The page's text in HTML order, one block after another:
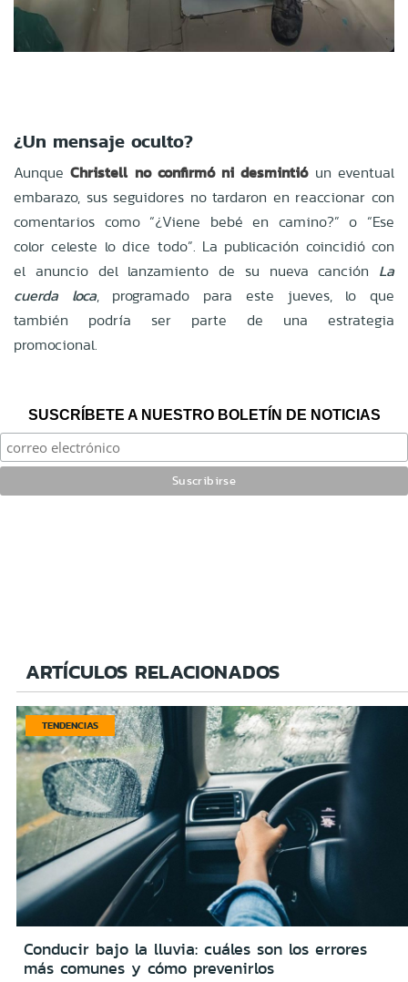
¿Un mensaje oculto?
AunqueChristell no confirmó ni desmintióun eventual
embarazo, sus seguidores no tardaron en reaccionar con
comentarios como “¿Viene bebé en camino?” o “Ese
color celeste lo dice todo”. La publicación coincidió con
el anuncio del lanzamiento de su nueva canción La
cuerda loca, programado para este jueves, lo que
también podría ser parte de una estrategia
promocional.
SUSCRÍBETE A NUESTRO BOLETÍN DE NOTICIAS
ARTÍCULOS RELACIONADOS
TENDENCIAS
Conducir bajo la lluvia: cuáles son los errores
más comunes y cómo prevenirlos